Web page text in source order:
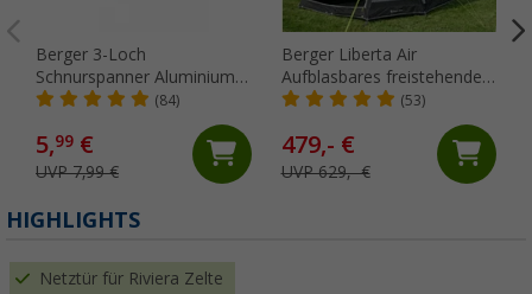
Berger 3-Loch
Schnurspanner Aluminium,
10er-Set
(84)
5,99 €
UVP 7,99 €
Berger Liberta Air
Aufblasbares freistehendes
Busvorzelt, Anbauhöhe 170
(53)
479,- €
UVP 629,- €
HIGHLIGHTS
Netztür für Riviera Zelte